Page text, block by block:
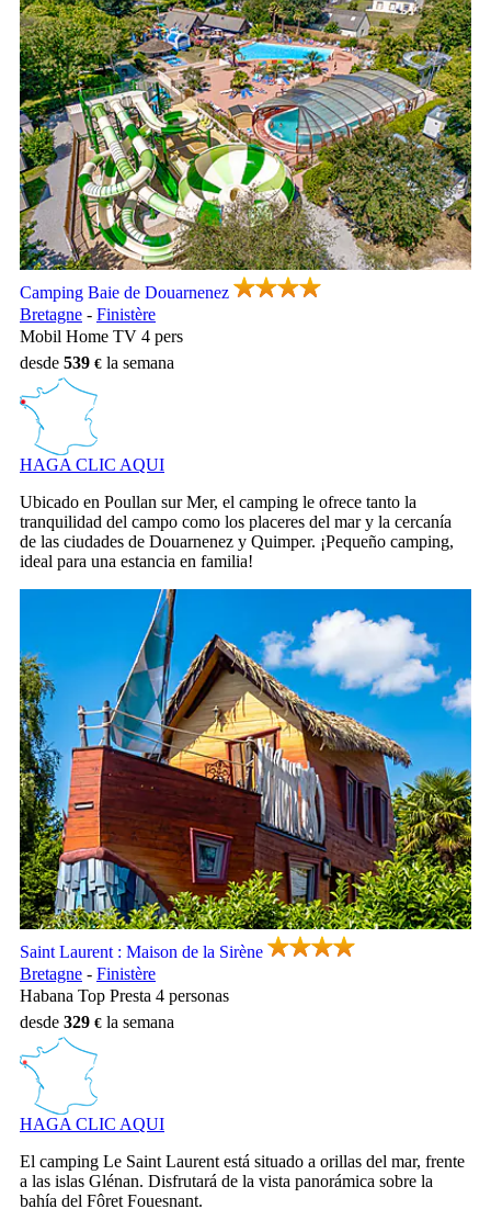
Camping Baie de Douarnenez, Camping Bretagne
Camping Baie de Douarnenez
Bretagne - Finistère
Mobil Home TV 4 pers
desde 539 la semana
HAGA CLIC AQUI
Ubicado en Poullan sur Mer, el camping le ofrece tanto la
tranquilidad del campo como los placeres del mar y la cercanía
de las ciudades de Douarnenez y Quimper. ¡Pequeño camping,
ideal para una estancia en familia!
Saint Laurent : Maison de la Sirène, Camping Bretagne
Saint Laurent : Maison de la Sirène
Bretagne - Finistère
Habana Top Presta 4 personas
desde 329 la semana
HAGA CLIC AQUI
El camping Le Saint Laurent está situado a orillas del mar, frente
a las islas Glénan. Disfrutará de la vista panorámica sobre la
bahía del Fôret Fouesnant.